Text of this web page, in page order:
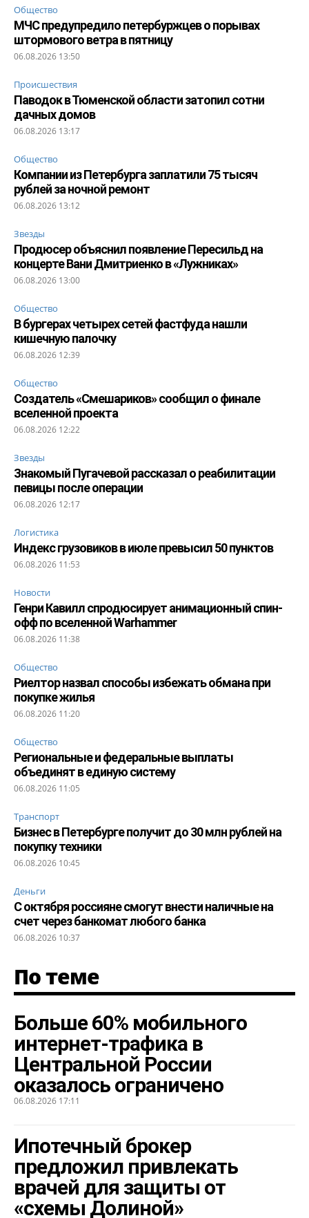
Общество
МЧС предупредило петербуржцев о порывах
штормового ветра в пятницу
06.08.2026 13:50
Происшествия
Паводок в Тюменской области затопил сотни
дачных домов
06.08.2026 13:17
Общество
Компании из Петербурга заплатили 75 тысяч
рублей за ночной ремонт
06.08.2026 13:12
Звезды
Продюсер объяснил появление Пересильд на
концерте Вани Дмитриенко в «Лужниках»
06.08.2026 13:00
Общество
В бургерах четырех сетей фастфуда нашли
кишечную палочку
06.08.2026 12:39
Общество
Создатель «Смешариков» сообщил о финале
вселенной проекта
06.08.2026 12:22
Звезды
Знакомый Пугачевой рассказал о реабилитации
певицы после операции
06.08.2026 12:17
Логистика
Индекс грузовиков в июле превысил 50 пунктов
06.08.2026 11:53
Новости
Генри Кавилл спродюсирует анимационный спин-
офф по вселенной Warhammer
06.08.2026 11:38
Общество
Риелтор назвал способы избежать обмана при
покупке жилья
06.08.2026 11:20
Общество
Региональные и федеральные выплаты
объединят в единую систему
06.08.2026 11:05
Транспорт
Бизнес в Петербурге получит до 30 млн рублей на
покупку техники
06.08.2026 10:45
Деньги
С октября россияне смогут внести наличные на
счет через банкомат любого банка
06.08.2026 10:37
По теме
Больше 60% мобильного
интернет-трафика в
Центральной России
оказалось ограничено
06.08.2026 17:11
Ипотечный брокер
предложил привлекать
врачей для защиты от
«схемы Долиной»